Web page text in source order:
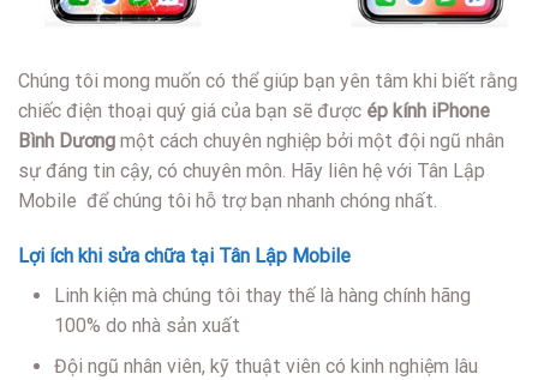
Chúng tôi mong muốn có thể giúp bạn yên tâm khi biết rằng
chiếc điện thoại quý giá của bạn sẽ được ép kính iPhone
Bình Dương một cách chuyên nghiệp bởi một đội ngũ nhân
sự đáng tin cậy, có chuyên môn. Hãy liên hệ với Tân Lập
Mobile để chúng tôi hỗ trợ bạn nhanh chóng nhất.
Lợi ích khi sửa chữa tại Tân Lập Mobile
Linh kiện mà chúng tôi thay thế là hàng chính hãng
100% do nhà sản xuất
Đội ngũ nhân viên, kỹ thuật viên có kinh nghiệm lâu